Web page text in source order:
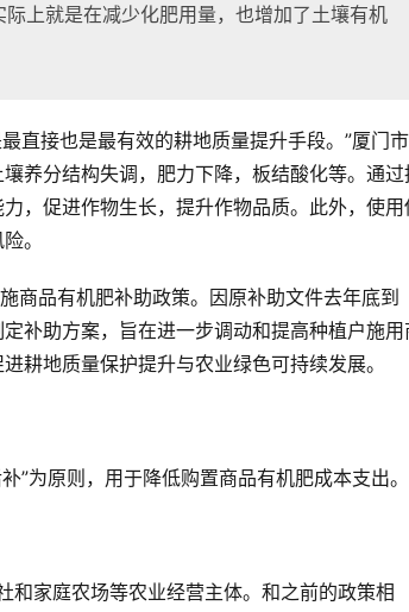
上就是在减少化肥用量，也增加了土壤有机
直接也是最有效的耕地质量提升手段。”厦门
养分结构失调，肥力下降，板结酸化等。通过
，促进作物生长，提升作物品质。此外，使用
。
商品有机肥补助政策。因原补助文件去年底到
定补助方案，旨在进一步调动和提高种植户施用
耕地质量保护提升与农业绿色可持续发展。
”为原则，用于降低购置商品有机肥成本支出。
家庭农场等农业经营主体。和之前的政策相